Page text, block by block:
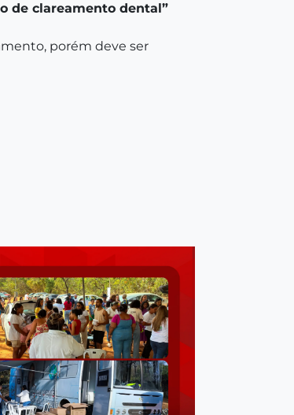
de clareamento dental”
porém deve ser